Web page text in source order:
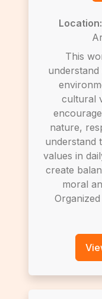
Location:
This
cultural
nature,
understand
values in
create
moral